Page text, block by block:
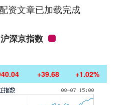
资文章已加载完成
沪深京指数
+39.68 +1.02%